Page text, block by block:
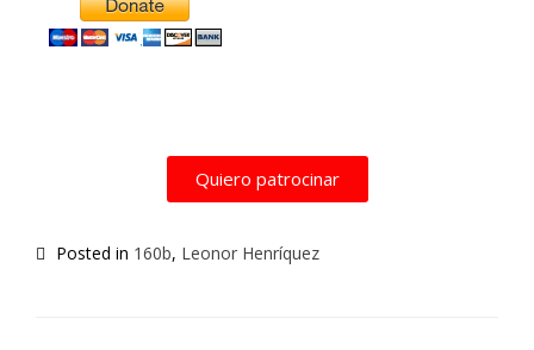
Quiero patrocinar
Posted in 160b, Leonor Henríquez